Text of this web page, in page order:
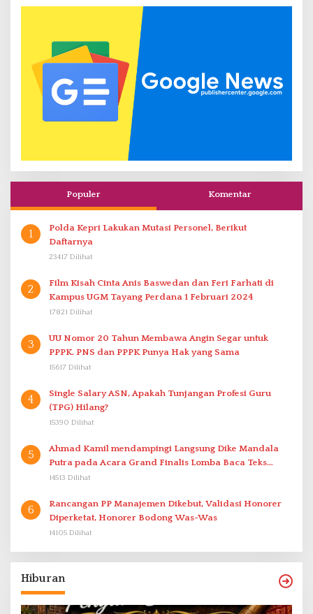
Populer Komentar
1
Polda Kepri Lakukan Mutasi Personel, Berikut
Daftarnya
23417 Dilihat
2
Film Kisah Cinta Anis Baswedan dan Feri Farhati di
Kampus UGM Tayang Perdana 1 Februari 2024
17821 Dilihat
3
UU Nomor 20 Tahun Membawa Angin Segar untuk
PPPK. PNS dan PPPK Punya Hak yang Sama
15617 Dilihat
4
Single Salary ASN, Apakah Tunjangan Profesi Guru
(TPG) Hilang?
15390 Dilihat
5
Ahmad Kamil mendampingi Langsung Dike Mandala
Putra pada Acara Grand Finalis Lomba Baca Teks
Proklamasi Mirip Bung Karno di Bali
14513 Dilihat
6
Rancangan PP Manajemen Dikebut, Validasi Honorer
Diperketat, Honorer Bodong Was-Was
14105 Dilihat
Hiburan